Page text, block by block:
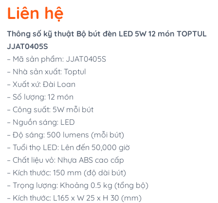
Liên hệ
Thông số kỹ thuật Bộ bút đèn LED 5W 12 món TOPTUL
JJAT0405S
– Mã sản phẩm: JJAT0405S
– Nhà sản xuất: Toptul
– Xuất xứ: Đài Loan
– Số lượng: 12 món
– Công suất: 5W mỗi bút
– Nguồn sáng: LED
– Độ sáng: 500 lumens (mỗi bút)
– Tuổi thọ LED: Lên đến 50,000 giờ
– Chất liệu vỏ: Nhựa ABS cao cấp
– Kích thước: 150 mm (độ dài bút)
– Trọng lượng: Khoảng 0.5 kg (tổng bộ)
– Kích thước: L165 x W 25 x H 30 (mm)